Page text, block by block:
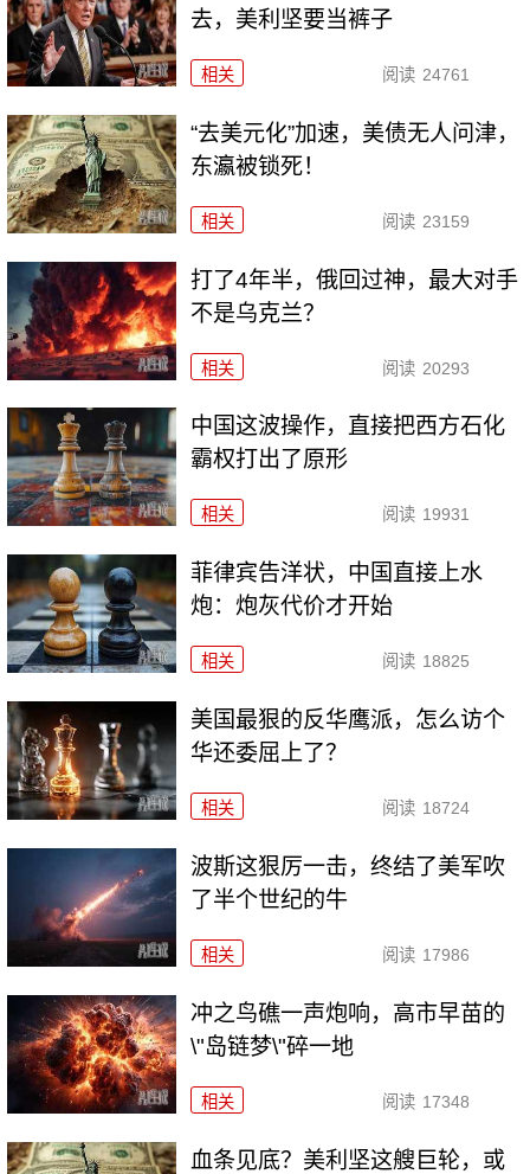
去，美利坚要当裤子
相关 阅读 24761
“去美元化”加速，美债无人问津，
东瀛被锁死！
相关 阅读 23159
打了4年半，俄回过神，最大对手
不是乌克兰？
相关 阅读 20293
中国这波操作，直接把西方石化
霸权打出了原形
相关 阅读 19931
菲律宾告洋状，中国直接上水
炮：炮灰代价才开始
相关 阅读 18825
美国最狠的反华鹰派，怎么访个
华还委屈上了？
相关 阅读 18724
波斯这狠厉一击，终结了美军吹
了半个世纪的牛
相关 阅读 17986
冲之鸟礁一声炮响，高市早苗的
\"岛链梦\"碎一地
相关 阅读 17348
血条见底？美利坚这艘巨轮，或